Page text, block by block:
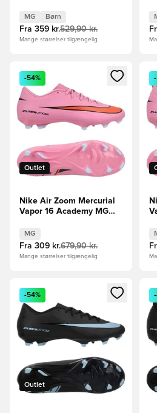
Orange/Turkis/Grøn Børn
MG Børn
Fra 359 kr.529,90 kr.
Mange størrelser tilgængelig
Åbner en Modal til at logge ind
Outlet
-54%
Nike Air Zoom Mercurial
Vapor 16 Academy MG
Pink/Sort/Orange
MG
Fra 309 kr.679,90 kr.
Mange størrelser tilgængelig
Åbner en Modal til at logge ind
Outlet
-54%